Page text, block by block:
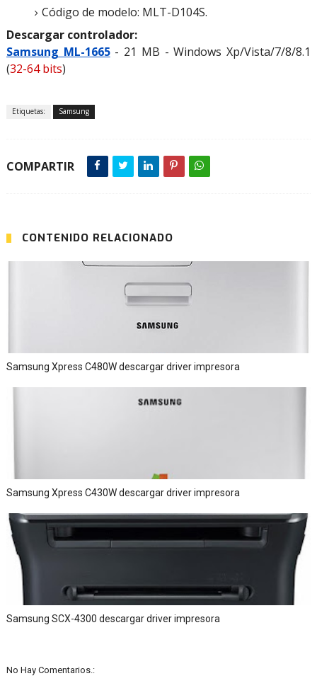
Código de modelo: MLT-D104S.
Descargar controlador:
Samsung ML-1665- 21 MB - Windows Xp/Vista/7/8/8.1
(32-64 bits)
Etiquetas: Samsung
COMPARTIR
CONTENIDO RELACIONADO
Samsung Xpress C480W descargar driver impresora
Samsung Xpress C430W descargar driver impresora
Samsung SCX-4300 descargar driver impresora
No Hay Comentarios.: